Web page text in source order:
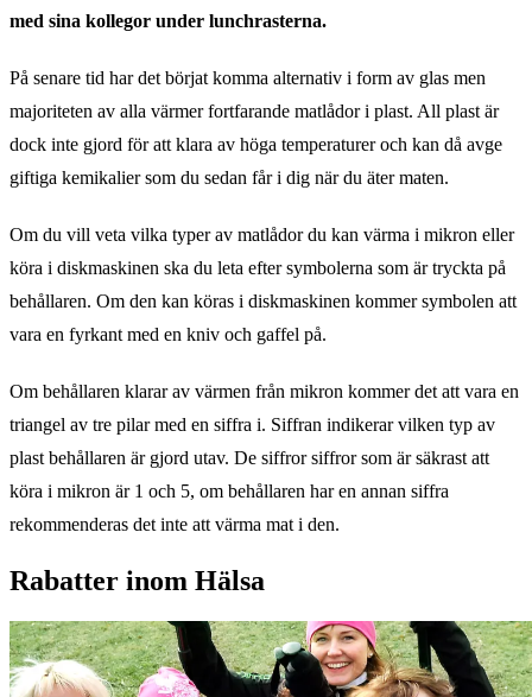
med sina kollegor under lunchrasterna.
På senare tid har det börjat komma alternativ i form av glas men
majoriteten av alla värmer fortfarande matlådor i plast. All plast är
dock inte gjord för att klara av höga temperaturer och kan då avge
giftiga kemikalier som du sedan får i dig när du äter maten.
Om du vill veta vilka typer av matlådor du kan värma i mikron eller
köra i diskmaskinen ska du leta efter symbolerna som är tryckta på
behållaren. Om den kan köras i diskmaskinen kommer symbolen att
vara en fyrkant med en kniv och gaffel på.
Om behållaren klarar av värmen från mikron kommer det att vara en
triangel av tre pilar med en siffra i. Siffran indikerar vilken typ av
plast behållaren är gjord utav. De siffror siffror som är säkrast att
köra i mikron är 1 och 5, om behållaren har en annan siffra
rekommenderas det inte att värma mat i den.
Rabatter inom Hälsa